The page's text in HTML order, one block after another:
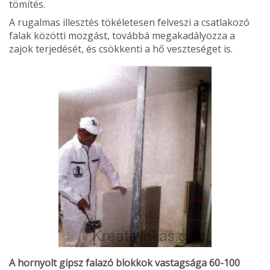
tömítés.
A rugalmas illesztés töké­letesen felveszi a csatlakozó
falak közötti mozgást, továb­bá megakadályozza a
zajok terjedését, és csökkenti a hő veszteséget is.
A hornyolt gipsz falazó blokkok vastagsága 60-100